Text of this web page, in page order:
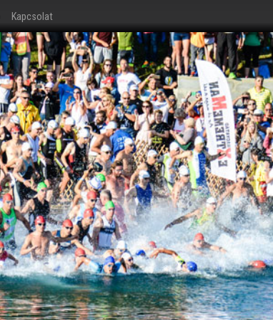
Kapcsolat